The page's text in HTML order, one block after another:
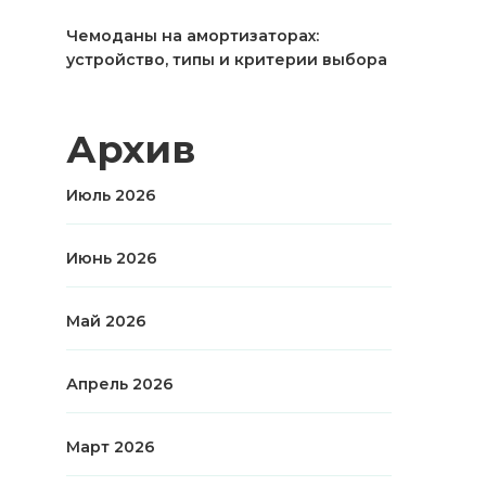
Чемоданы на амортизаторах:
устройство, типы и критерии выбора
Архив
Июль 2026
Июнь 2026
Май 2026
Апрель 2026
Март 2026